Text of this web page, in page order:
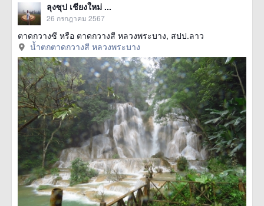
ลุงซุป เชียงใหม่ ...
26 กรกฎาคม 2567
ตาดกวางซี หรือ ตาดกวางสี หลวงพระบาง, สปป.ลาว
น้ำตกตาดกวางสี หลวงพระบาง